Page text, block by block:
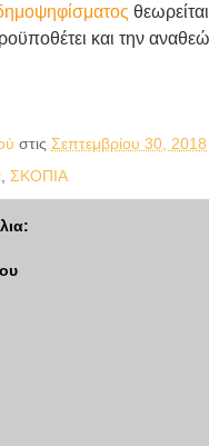
και την
στις Σεπτεμβρίου 30, 2018
ΣΚΟΠΙΑ